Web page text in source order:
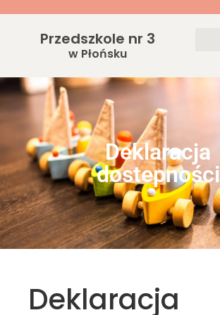
Przedszkole nr 3
w Płońsku
Deklaracja
dostepności
Deklaracja